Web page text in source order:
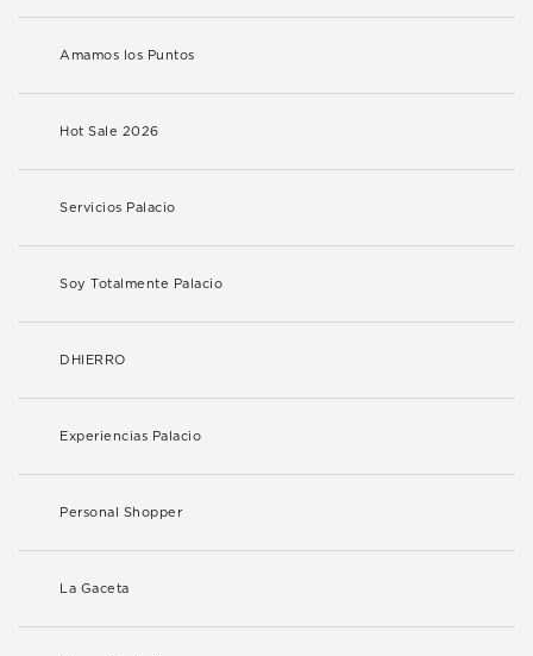
Amamos los Puntos
Hot Sale 2026
Servicios Palacio
Soy Totalmente Palacio
DHIERRO
Experiencias Palacio
Personal Shopper
La Gaceta